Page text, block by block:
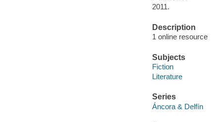
2011.
Description
1 online resource
Subjects
Fiction
Literature
Series
Áncora & Delfín